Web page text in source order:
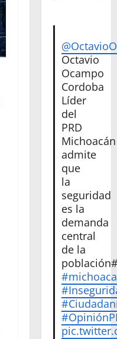
Octavio
Ocampo
Cordoba
Líder
del
PRD
Michoacán
admite
que
la
seguridad
es la
demanda
central
de la